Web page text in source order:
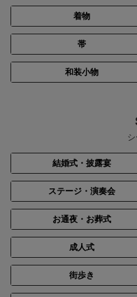
着物
帯
和装小物
結婚式・披露宴
ステージ・演奏会
お通夜・お葬式
成人式
街歩き